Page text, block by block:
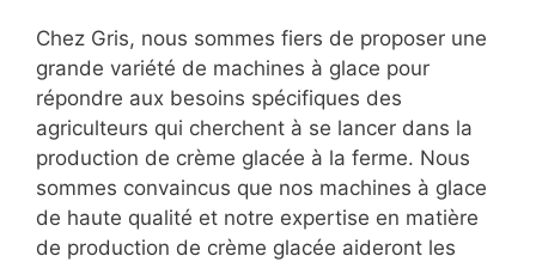
Chez Gris, nous sommes fiers de proposer une
grande variété de machines à glace pour
répondre aux besoins spécifiques des
agriculteurs qui cherchent à se lancer dans la
production de crème glacée à la ferme. Nous
sommes convaincus que nos machines à glace
de haute qualité et notre expertise en matière
de production de crème glacée aideront les